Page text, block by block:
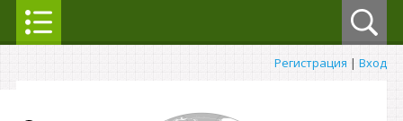
Регистрация | Вход